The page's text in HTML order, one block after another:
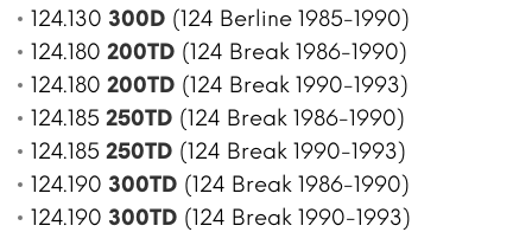
124.130 300D (124 Berline 1985-1990)
124.180 200TD (124 Break 1986-1990)
124.180 200TD (124 Break 1990-1993)
124.185 250TD (124 Break 1986-1990)
124.185 250TD (124 Break 1990-1993)
124.190 300TD (124 Break 1986-1990)
124.190 300TD (124 Break 1990-1993)